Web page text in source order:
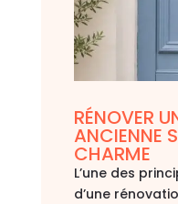
RÉNOVER
ANCIENNE
CHARME
L’une des
d’une